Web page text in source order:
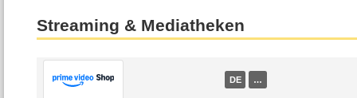
Streaming & Mediatheken
DE …